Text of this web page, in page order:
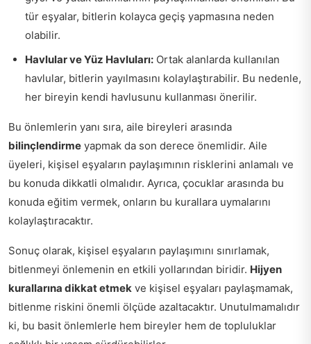
tür eşyalar, bitlerin kolayca geçiş yapmasına neden
olabilir.
Havlular ve Yüz Havluları: Ortak alanlarda kullanılan
havlular, bitlerin yayılmasını kolaylaştırabilir. Bu nedenle,
her bireyin kendi havlusunu kullanması önerilir.
Bu önlemlerin yanı sıra, aile bireyleri arasında
bilinçlendirme yapmak da son derece önemlidir. Aile
üyeleri, kişisel eşyaların paylaşımının risklerini anlamalı ve
bu konuda dikkatli olmalıdır. Ayrıca, çocuklar arasında bu
konuda eğitim vermek, onların bu kurallara uymalarını
kolaylaştıracaktır.
Sonuç olarak, kişisel eşyaların paylaşımını sınırlamak,
bitlenmeyi önlemenin en etkili yollarından biridir. Hijyen
kurallarına dikkat etmek ve kişisel eşyaları paylaşmamak,
bitlenme riskini önemli ölçüde azaltacaktır. Unutulmamalıdır
ki, bu basit önlemlerle hem bireyler hem de topluluklar